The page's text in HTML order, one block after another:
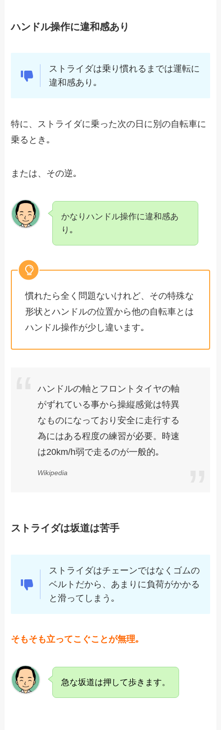
ハンドル操作に違和感あり
ストライダは乗り慣れるまでは運転に
違和感あり｡
特に、ストライダに乗った次の日に別の自転車に
乗るとき｡
または、その逆｡
かなりハンドル操作に違和感あ
り｡
慣れたら全く問題ないけれど、その特殊な
形状とハンドルの位置から他の自転車とは
ハンドル操作が少し違います｡
ハンドルの軸とフロントタイヤの軸
がずれている事から操縦感覚は特異
なものになっており安全に走行する
為にはある程度の練習が必要。時速
は20km/h弱で走るのが一般的｡
Wikipedia
ストライダは坂道は苦手
ストライダはチェーンではなくゴムの
ベルトだから、あまりに負荷がかかる
と滑ってしまう｡
そもそも立ってこぐことが無理｡
急な坂道は押して歩きます。